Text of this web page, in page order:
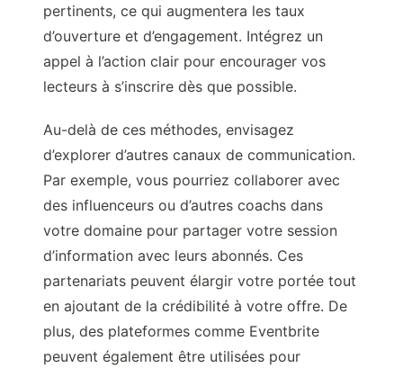
pertinents, ce qui augmentera les taux
d’ouverture et d’engagement. Intégrez un
appel à l’action clair pour encourager vos
lecteurs à s’inscrire dès que possible.
Au-delà de ces méthodes, envisagez
d’explorer d’autres canaux de communication.
Par exemple, vous pourriez collaborer avec
des influenceurs ou d’autres coachs dans
votre domaine pour partager votre session
d’information avec leurs abonnés. Ces
partenariats peuvent élargir votre portée tout
en ajoutant de la crédibilité à votre offre. De
plus, des plateformes comme Eventbrite
peuvent également être utilisées pour